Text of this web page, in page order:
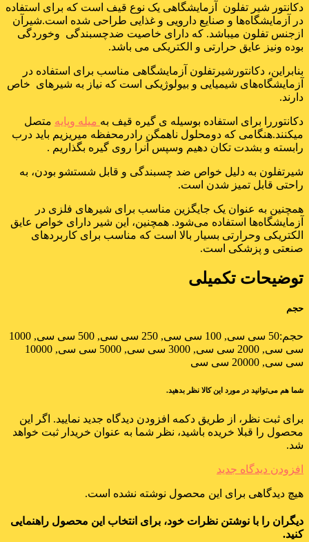
دکانتور شیر تفلون آزمایشگاهی یک نوع قیف است که برای استفاده
در آزمایشگاه‌ها و صنایع دارویی و غذایی طراحی شده است.شیرآن
ازجنس تفلون میباشد. که دارای خاصیت ضدچسبندگی وخوردگی
بوده ونیز عایق حرارتی و الکتریکی می باشد.
بنابراین، دکانتورشیرتفلون آزمایشگاهی مناسب برای استفاده در
آزمایشگاه‌های شیمیایی و بیولوژیکی است که نیاز به شیرهای خاص
دارند.
دکانتوررا برای استفاده بوسیله ی گیره قیف به میله وپایه متصل
میکنند.هنگامی که دومحلول ناهمگن رادرمحفظه میریزیم باید درب
رابسته و بشدت تکان دهیم وسپس آنرا روی گیره بگذاریم .
شیرتفلون به دلیل خواص ضد چسبندگی و قابل شستشو بودن، به
راحتی قابل تمیز شدن است.
همچنین به عنوان یک جایگزین مناسب برای شیرهای فلزی در
آزمایشگاه‌ها استفاده می‌شود. همچنین، این شیر دارای خواص عایق
الکتریکی وحرارتی بسیار بالا است که مناسب برای کاربردهای
صنعتی و پزشکی است.
توضیحات تکمیلی
حجم
حجم:
50 سی سی, 100 سی سی, 250 سی سی, 500 سی سی, 1000
سی سی, 2000 سی سی, 3000 سی سی, 5000 سی سی, 10000
سی سی, 20000 سی سی
شما هم می‌توانید در مورد این کالا نظر بدهید.
برای ثبت نظر، از طریق دکمه افزودن دیدگاه جدید نمایید. اگر این
محصول را قبلا خریده باشید، نظر شما به عنوان خریدار ثبت خواهد
شد.
افزودن دیدگاه جدید
هیچ دیدگاهی برای این محصول نوشته نشده است.
دیگران را با نوشتن نظرات خود، برای انتخاب این محصول راهنمایی
کنید.